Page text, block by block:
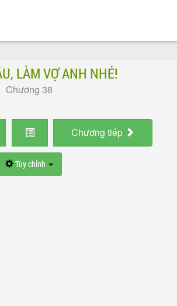
LÀM VỢ ANH NHÉ!
Chương 38
Chương tiếp
Tùy chỉnh